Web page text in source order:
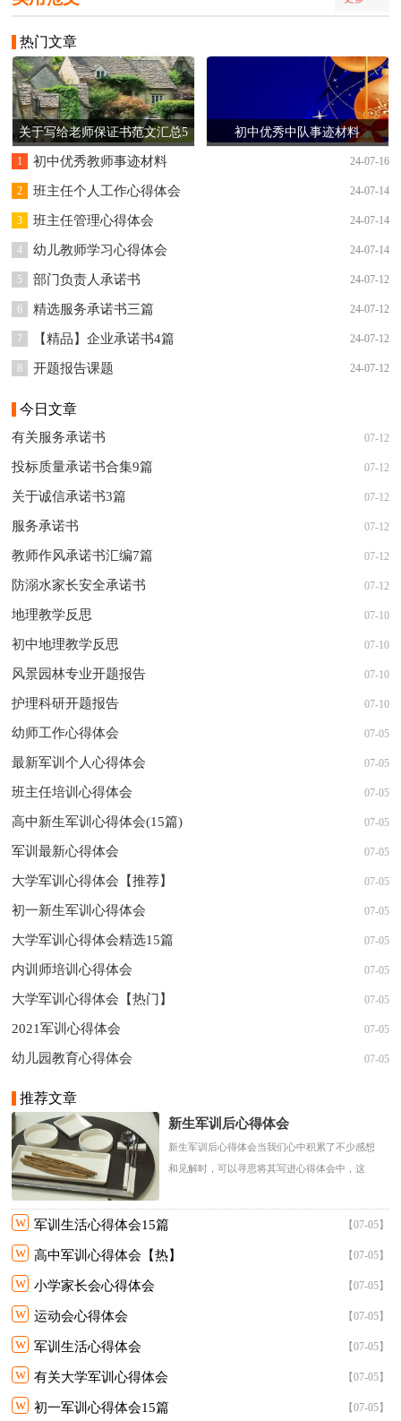
热门文章
关于写给老师保证书范文汇总5
篇
初中优秀中队事迹材料
1 初中优秀教师事迹材料 24-07-16
2 班主任个人工作心得体会 24-07-14
3 班主任管理心得体会 24-07-14
4 幼儿教师学习心得体会 24-07-14
5 部门负责人承诺书 24-07-12
6 精选服务承诺书三篇 24-07-12
7 【精品】企业承诺书4篇 24-07-12
8 开题报告课题 24-07-12
今日文章
有关服务承诺书 07-12
投标质量承诺书合集9篇 07-12
关于诚信承诺书3篇 07-12
服务承诺书 07-12
教师作风承诺书汇编7篇 07-12
防溺水家长安全承诺书 07-12
地理教学反思 07-10
初中地理教学反思 07-10
风景园林专业开题报告 07-10
护理科研开题报告 07-10
幼师工作心得体会 07-05
最新军训个人心得体会 07-05
班主任培训心得体会 07-05
高中新生军训心得体会(15篇) 07-05
军训最新心得体会 07-05
大学军训心得体会【推荐】 07-05
初一新生军训心得体会 07-05
大学军训心得体会精选15篇 07-05
内训师培训心得体会 07-05
大学军训心得体会【热门】 07-05
2021军训心得体会 07-05
幼儿园教育心得体会 07-05
推荐文章
新生军训后心得体会
新生军训后心得体会当我们心中积累了不少感想
和见解时，可以寻思将其写进心得体会中，这
w 军训生活心得体会15篇 【07-05】
w 高中军训心得体会【热】 【07-05】
w 小学家长会心得体会 【07-05】
w 运动会心得体会 【07-05】
w 军训生活心得体会 【07-05】
w 有关大学军训心得体会 【07-05】
w 初一军训心得体会15篇 【07-05】